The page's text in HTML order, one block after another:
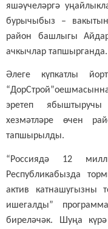
яшәүчеләргә
бурычыбыз –
район башлыгы
ачкычлар тапшырганда.
Әлеге күпкатлы
эретеп
хезмәтләре өчен
тапшырылды.
“Россиядә 12
Республикабызда
актив катнашугызны
ишегалды”
биреләчәк. Шуңа